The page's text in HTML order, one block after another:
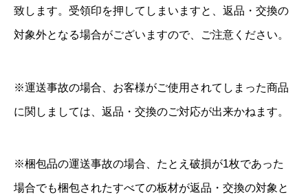
致します。受領印を押してしまいますと、返品・交換の
対象外となる場合がございますので、ご注意ください。
※運送事故の場合、お客様がご使用されてしまった商品
に関しましては、返品・交換のご対応が出来かねます。
※梱包品の運送事故の場合、たとえ破損が1枚であった
場合でも梱包されたすべての板材が返品・交換の対象と